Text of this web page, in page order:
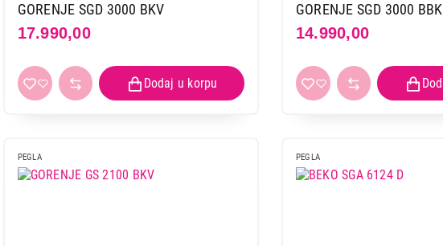
GORENJE SGD 3000 BKV
17.990,00
GORENJE SGD 3000 BBK
14.990,00
PEGLA PEGLA
Proizvod je dodat u korpu.